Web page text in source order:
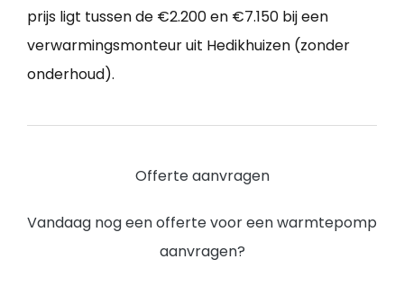
prijs ligt tussen de €2.200 en €7.150 bij een
verwarmingsmonteur uit Hedikhuizen (zonder
onderhoud).
Offerte aanvragen
Vandaag nog een offerte voor een warmtepomp
aanvragen?